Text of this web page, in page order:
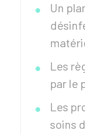
Un
Les
par le
Les
soins